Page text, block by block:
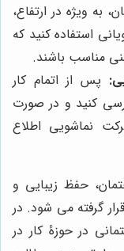
به ویژه در ارتفاع،
استفاده کنید که
مناسب باشند.
پس از اتمام کار
کنید و در صورت
نماشویی اطلاع
حفظ زیبایی و
گرفته می شود. در
در حوزۀ کار در